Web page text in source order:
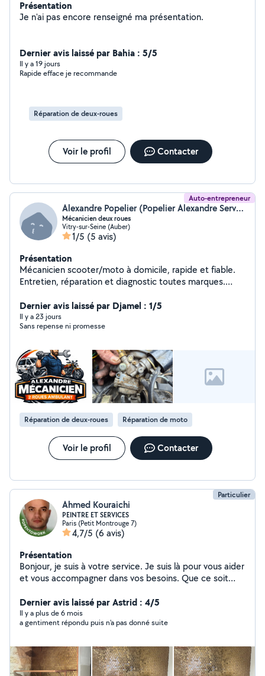
Présentation
Je n'ai pas encore renseigné ma présentation.
Dernier avis laissé par Bahia : 5/5
Il y a 19 jours
Rapide efface je recommande
Réparation de deux-roues
Voir le profil Contacter
Auto-entrepreneur
Alexandre Popelier (Popelier Alexandre Services)
Mécanicien deux roues
Vitry-sur-Seine (Auber)
1/5 (5 avis)
Présentation
Mécanicien scooter/moto à domicile, rapide et fiable.
Entretien, réparation et diagnostic toutes marques.
complexes, et bricolage soigné. Intervention rapide,
même urgente. Conseils avant achat de véhicule. Travail
propre, efficace, tarifs clairs. Disponible pour
formations dans la thématique j'entretiens et je répare
mon deux-roues. Pour plus de renseignements
Contactez-moi. Merci Mon numéro de téléphone est
visible n'hésitez pas.
Dernier avis laissé par Djamel : 1/5
Il y a 23 jours
Sans repense ni promesse
Réparation de deux-roues Réparation de moto
Voir le profil Contacter
Particulier
Ahmed Kouraichi
PEINTRE ET SERVICES
Paris (Petit Montrouge 7)
4,7/5 (6 avis)
Présentation
Bonjour, je suis à votre service. Je suis là pour vous aider
et vous accompagner dans vos besoins. Que ce soit
problèmes, ou vous apporter un soutien, je suis là pour
vous.
Dernier avis laissé par Astrid : 4/5
Il y a plus de 6 mois
a gentiment répondu puis n'a pas donné suite